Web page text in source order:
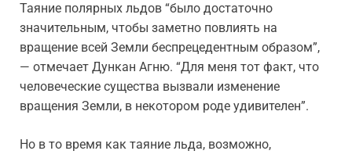
Таяние полярных льдов “было достаточно
значительным, чтобы заметно повлиять на
вращение всей Земли беспрецедентным образом”,
— отмечает Дункан Агню. “Для меня тот факт, что
человеческие существа вызвали изменение
вращения Земли, в некотором роде удивителен”.
Но в то время как таяние льда, возможно,